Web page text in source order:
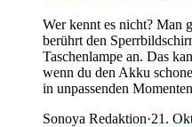
Wer kennt es nicht? Man
berührt den
Taschenlampe an. Das
wenn du den Akku
in unpassenden
Sonoya Redaktion·21.